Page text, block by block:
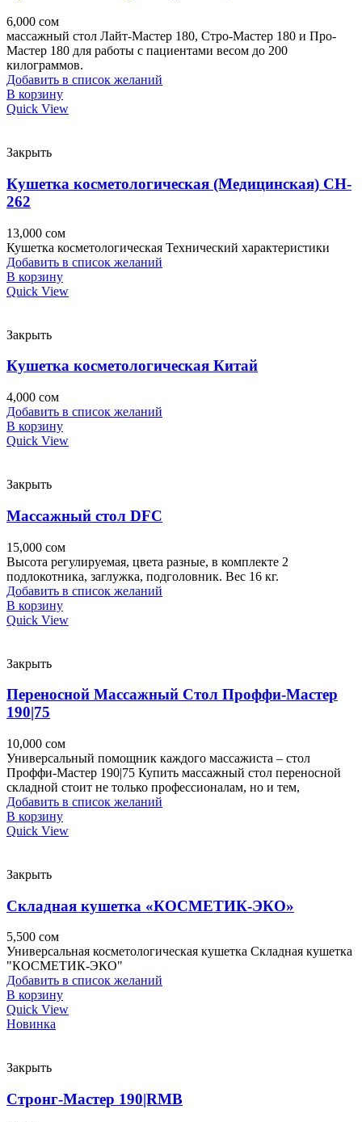
6,000 сом
массажный стол Лайт-Мастер 180, Стро-Мастер 180 и Про-
Мастер 180 для работы с пациентами весом до 200
килограммов.
Добавить в список желаний
В корзину
Quick View
Закрыть
Кушетка косметологическая (Медицинская) CH-
262
13,000 сом
Кушетка косметологическая Технический характеристики
Добавить в список желаний
В корзину
Quick View
Закрыть
Кушетка косметологическая Китай
4,000 сом
Добавить в список желаний
В корзину
Quick View
Закрыть
Массажный стол DFC
15,000 сом
Высота регулируемая, цвета разные, в комплекте 2
подлокотника, заглужка, подголовник. Вес 16 кг.
Добавить в список желаний
В корзину
Quick View
Закрыть
Переносной Массажный Стол Проффи-Мастер
190|75
10,000 сом
Универсальный помощник каждого массажиста – стол
Проффи-Мастер 190|75 Купить массажный стол переносной
складной стоит не только профессионалам, но и тем,
Добавить в список желаний
В корзину
Quick View
Закрыть
Складная кушетка «КОСМЕТИК-ЭКО»
5,500 сом
Универсальная косметологическая кушетка Складная кушетка
"КОСМЕТИК-ЭКО"
Добавить в список желаний
В корзину
Quick View
Новинка
Закрыть
Стронг-Мастер 190|RMB